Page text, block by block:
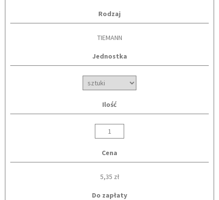
Rodzaj
TIEMANN
Jednostka
Ilość
Cena
5,35 zł
Do zapłaty